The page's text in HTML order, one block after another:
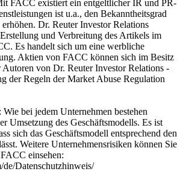
FACC existiert ein entgeltlicher IR und PR-
ist u.a., den Bekanntheitsgrad
Dr. Reuter Investor Relations
und Verbreitung des Artikels im
Es handelt sich um eine werbliche
Aktien von FACC können sich im Besitz
von Dr. Reuter Investor Relations -
der Regeln der Market Abuse Regulation
bei jedem Unternehmen bestehen
Umsetzung des Geschäftsmodells. Es ist
sich das Geschäftsmodell entsprechend den
Weitere Unternehmensrisiken können Sie
einsehen:
Datenschutzhinweis/